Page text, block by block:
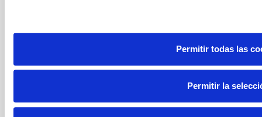
Permitir todas las
Permitir la
Services by Benigar, S. L) organizan